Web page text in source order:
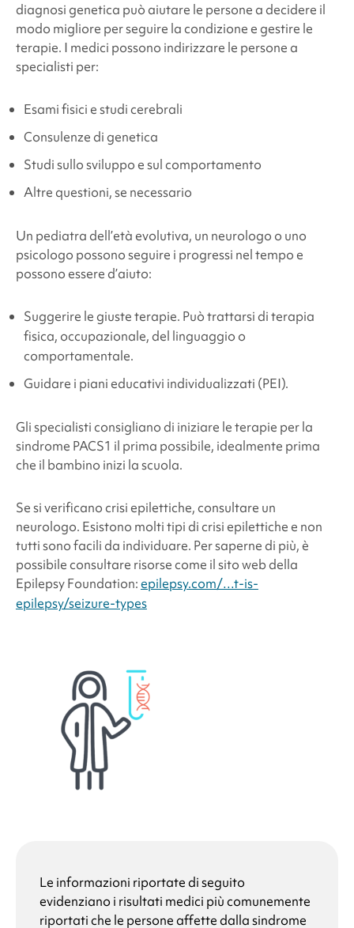
diagnosi genetica può aiutare le persone a decidere il
modo migliore per seguire la condizione e gestire le
terapie. I medici possono indirizzare le persone a
specialisti per:
Esami fisici e studi cerebrali
Consulenze di genetica
Studi sullo sviluppo e sul comportamento
Altre questioni, se necessario
Un pediatra dell’età evolutiva, un neurologo o uno
psicologo possono seguire i progressi nel tempo e
possono essere d’aiuto:
Suggerire le giuste terapie. Può trattarsi di terapia
fisica, occupazionale, del linguaggio o
comportamentale.
Guidare i piani educativi individualizzati (PEI).
Gli specialisti consigliano di iniziare le terapie per la
sindrome PACS1 il prima possibile, idealmente prima
che il bambino inizi la scuola.
Se si verificano crisi epilettiche, consultare un
neurologo. Esistono molti tipi di crisi epilettiche e non
tutti sono facili da individuare. Per saperne di più, è
possibile consultare risorse come il sito web della
Epilepsy Foundation:epilepsy.com/…t-is-
epilepsy/seizure-types
Le informazioni riportate di seguito
evidenziano i risultati medici più comunemente
riportati che le persone affette dallasindrome